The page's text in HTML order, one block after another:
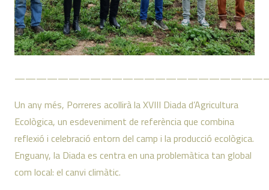
Un any més, Porreres acollirà la XVIII Diada d’Agricultura
Ecològica, un esdeveniment de referència que combina
reflexió i celebració entorn del camp i la producció ecològica.
Enguany, la Diada es centra en una problemàtica tan global
com local: el canvi climàtic.